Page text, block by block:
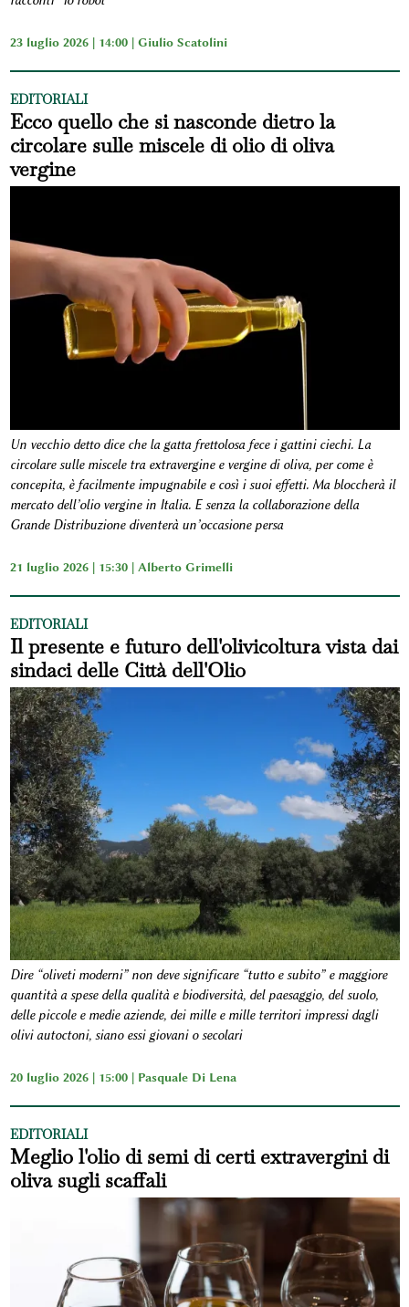
23 luglio 2026 | 14:00 | Giulio Scatolini
EDITORIALI
Ecco quello che si nasconde dietro la
circolare sulle miscele di olio di oliva
vergine
Un vecchio detto dice che la gatta frettolosa fece i gattini ciechi. La
circolare sulle miscele tra extravergine e vergine di oliva, per come è
concepita, è facilmente impugnabile e così i suoi effetti. Ma bloccherà il
mercato dell’olio vergine in Italia. E senza la collaborazione della
Grande Distribuzione diventerà un’occasione persa
21 luglio 2026 | 15:30 | Alberto Grimelli
EDITORIALI
Il presente e futuro dell'olivicoltura vista dai
sindaci delle Città dell'Olio
Dire “oliveti moderni” non deve significare “tutto e subito” e maggiore
quantità a spese della qualità e biodiversità, del paesaggio, del suolo,
delle piccole e medie aziende, dei mille e mille territori impressi dagli
olivi autoctoni, siano essi giovani o secolari
20 luglio 2026 | 15:00 | Pasquale Di Lena
EDITORIALI
Meglio l'olio di semi di certi extravergini di
oliva sugli scaffali